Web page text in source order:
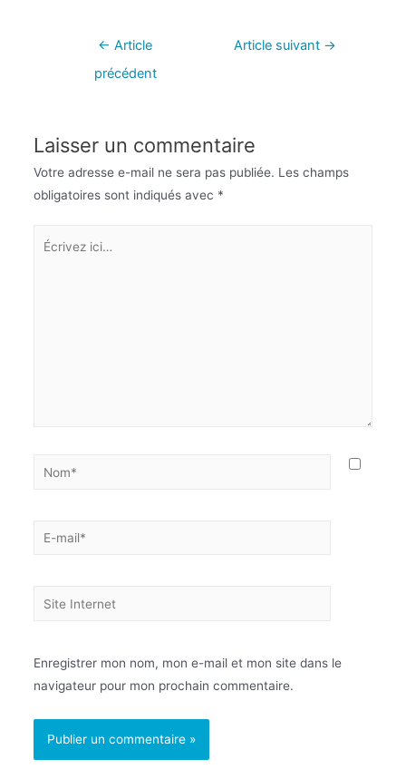
← Article
précédent
Article suivant →
Laisser un commentaire
Votre adresse e-mail ne sera pas publiée. Les champs
obligatoires sont indiqués avec *
Enregistrer mon nom, mon e-mail et mon site dans le
navigateur pour mon prochain commentaire.